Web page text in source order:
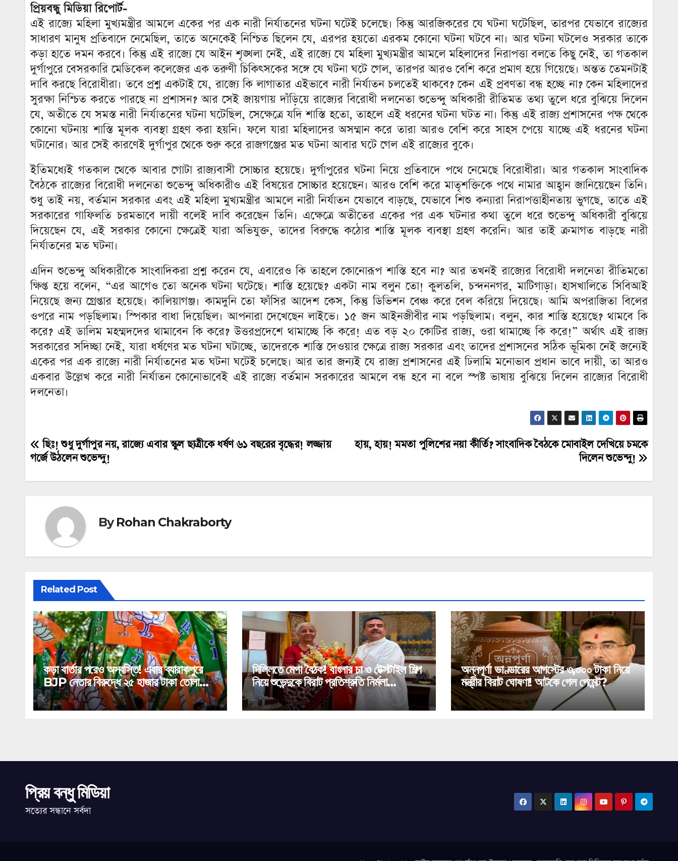
প্রিয়বন্ধু মিডিয়া রিপোর্ট-
এই রাজ্যে মহিলা মুখ্যমন্ত্রীর আমলে একের পর এক নারী নির্যাতনের ঘটনা ঘটেই চলেছে। কিন্তু আরজিকরের যে ঘটনা ঘটেছিল, তারপর যেভাবে রাজ্যের
সাধারণ মানুষ প্রতিবাদে নেমেছিল, তাতে অনেকেই নিশ্চিত ছিলেন যে, এরপর হয়তো এরকম কোনো ঘটনা ঘটবে না। আর ঘটনা ঘটলেও সরকার তাকে
কড়া হাতে দমন করবে। কিন্তু এই রাজ্যে যে আইন শৃঙ্খলা নেই, এই রাজ্যে যে মহিলা মুখ্যমন্ত্রীর আমলে মহিলাদের নিরাপত্তা বলতে কিছু নেই, তা গতকাল
দুর্গাপুরে বেসরকারি মেডিকেল কলেজের এক তরুণী চিকিৎসকের সঙ্গে যে ঘটনা ঘটে গেল, তারপর আরও বেশি করে প্রমাণ হয়ে গিয়েছে। অন্তত তেমনটাই
দাবি করছে বিরোধীরা। তবে প্রশ্ন একটাই যে, রাজ্যে কি লাগাতার এইভাবে নারী নির্যাতন চলতেই থাকবে? কেন এই প্রবণতা বন্ধ হচ্ছে না? কেন মহিলাদের
সুরক্ষা নিশ্চিত করতে পারছে না প্রশাসন? আর সেই জায়গায় দাঁড়িয়ে রাজ্যের বিরোধী দলনেতা শুভেন্দু অধিকারী রীতিমত তথ্য তুলে ধরে বুঝিয়ে দিলেন
যে, অতীতে যে সমস্ত নারী নির্যাতনের ঘটনা ঘটেছিল, সেক্ষেত্রে যদি শাস্তি হতো, তাহলে এই ধরনের ঘটনা ঘটত না। কিন্তু এই রাজ্য প্রশাসনের পক্ষ থেকে
কোনো ঘটনায় শাস্তি মূলক ব্যবস্থা গ্রহণ করা হয়নি। ফলে যারা মহিলাদের অসম্মান করে তারা আরও বেশি করে সাহস পেয়ে যাচ্ছে এই ধরনের ঘটনা
ঘটানোর। আর সেই কারণেই দুর্গাপুর থেকে শুরু করে রাজগঞ্জের মত ঘটনা আবার ঘটে গেল এই রাজ্যের বুকে।
ইতিমধ্যেই গতকাল থেকে আবার গোটা রাজ্যবাসী সোচ্চার হয়েছে। দুর্গাপুরের ঘটনা নিয়ে প্রতিবাদে পথে নেমেছে বিরোধীরা। আর গতকাল সাংবাদিক
বৈঠকে রাজ্যের বিরোধী দলনেতা শুভেন্দু অধিকারীও এই বিষয়ের সোচ্চার হয়েছেন। আরও বেশি করে মাতৃশক্তিকে পথে নামার আহ্বান জানিয়েছেন তিনি।
শুধু তাই নয়, বর্তমান সরকার এবং এই মহিলা মুখ্যমন্ত্রীর আমলে নারী নির্যাতন যেভাবে বাড়ছে, যেভাবে শিশু কন্যারা নিরাপত্তাহীনতায় ভুগছে, তাতে এই
সরকারের গাফিলতি চরমভাবে দায়ী বলেই দাবি করেছেন তিনি। এক্ষেত্রে অতীতের একের পর এক ঘটনার কথা তুলে ধরে শুভেন্দু অধিকারী বুঝিয়ে
দিয়েছেন যে, এই সরকার কোনো ক্ষেত্রেই যারা অভিযুক্ত, তাদের বিরুদ্ধে কঠোর শাস্তি মূলক ব্যবস্থা গ্রহণ করেনি। আর তাই ক্রমাগত বাড়ছে নারী
নির্যাতনের মত ঘটনা।
এদিন শুভেন্দু অধিকারীকে সাংবাদিকরা প্রশ্ন করেন যে, এবারেও কি তাহলে কোনোরূপ শাস্তি হবে না? আর তখনই রাজ্যের বিরোধী দলনেতা রীতিমতো
ক্ষিপ্ত হয়ে বলেন, “এর আগেও তো অনেক ঘটনা ঘটেছে। শাস্তি হয়েছে? একটা নাম বলুন তো! কুলতলি, চন্দননগর, মাটিগাড়া। হাসখালিতে সিবিআই
নিয়েছে জন্য গ্রেপ্তার হয়েছে। কালিয়াগঞ্জ। কামদুনি তো ফাঁসির আদেশ কেস, কিন্তু ডিভিশন বেঞ্চ করে বেল করিয়ে দিয়েছে। আমি অপরাজিতা বিলের
ওপরে নাম পড়ছিলাম। স্পিকার বাধা দিয়েছিল। আপনারা দেখেছেন লাইভে। ১৫ জন আইনজীবীর নাম পড়ছিলাম। বলুন, কার শাস্তি হয়েছে? থামবে কি
করে? এই ডালিম মহম্মদদের থামাবেন কি করে? উত্তরপ্রদেশে থামাচ্ছে কি করে! এত বড় ২০ কোটির রাজ্য, ওরা থামাচ্ছে কি করে!” অর্থাৎ এই রাজ্য
সরকারের সদিচ্ছা নেই, যারা ধর্ষণের মত ঘটনা ঘটাচ্ছে, তাদেরকে শাস্তি দেওয়ার ক্ষেত্রে রাজ্য সরকার এবং তাদের প্রশাসনের সঠিক ভূমিকা নেই জন্যেই
একের পর এক রাজ্যে নারী নির্যাতনের মত ঘটনা ঘটেই চলেছে। আর তার জন্যই যে রাজ্য প্রশাসনের এই ঢিলামি মনোভাব প্রধান ভাবে দায়ী, তা আরও
একবার উল্লেখ করে নারী নির্যাতন কোনোভাবেই এই রাজ্যে বর্তমান সরকারের আমলে বন্ধ হবে না বলে স্পষ্ট ভাষায় বুঝিয়ে দিলেন রাজ্যের বিরোধী
দলনেতা।
Post
navigation
হায়, হায়! মমতা পুলিশের নয়া কীর্তি? সাংবাদিক বৈঠকে মোবাইল দেখিয়ে চমকে
দিলেন শুভেন্দু!
ছিঃ! শুধু দুর্গাপুর নয়, রাজ্যে এবার স্কুল ছাত্রীকে ধর্ষণ ৬১ বছরের বৃদ্ধের! লজ্জায়
গর্জে উঠলেন শুভেন্দু!
ByRohan Chakraborty
Related Post
কড়া বার্তার পরেও অস্বস্তি! এবার ব্যারাকপুরে
BJP নেতার বিরুদ্ধে ২৫ হাজার টাকা তোলা
দাবির গুরুতর অভিযোগ, ভাইরাল অডিও!
দিল্লিতে মেগা বৈঠক! বাংলার চা ও টেক্সটাইল শিল্প
নিয়ে শুভেন্দুকে বিরাট প্রতিশ্রুতি নির্মলা
সীতারামণের!
অন্নপূর্ণা ভাণ্ডারের আগস্টের ৩,০০০ টাকা নিয়ে
মন্ত্রীর বিরাট ঘোষণা! আটকে গেল পেমেন্ট?
প্রিয় বন্ধু মিডিয়া
সত্যের সন্ধানে সর্বদা